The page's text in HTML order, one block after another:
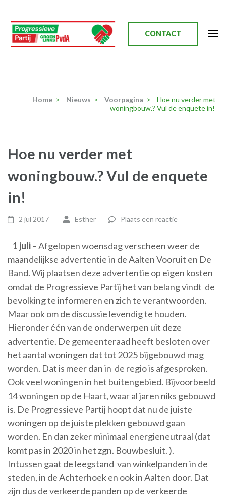
naar
inhoud
(Druk
CONTACT
Home > Nieuws > Voorpagina >
Hoe nu verder met
woningbouw.? Vul de enquete in!
Hoe nu verder met
woningbouw.? Vul de enquete
in!
2 jul 2017 Esther Plaats een reactie
1 juli –Afgelopen woensdag verscheen weer de
maandelijkse advertentie in de Aalten Vooruit en De
Band. Wij plaatsen deze advertentie op eigen kosten
omdat de Progressieve Partij het van belang vindt de
bevolking te informeren en zich te verantwoorden.
Maar ook om de discussie levendig te houden.
Hieronder één van de onderwerpen uit deze
advertentie. De gemeenteraad heeft besloten over
het aantal woningen dat tot 2025 bijgebouwd mag
worden. Dat is meer dan in de regio is afgesproken.
Ook veel woningen in het buitengebied. Bijvoorbeeld
14 woningen op de Haart, waar al jaren niks gebouwd
is. De Progressieve Partij hoopt dat nu de juiste
woningen op de juiste plekken gebouwd gaan
worden. En dan zeker minimaal energieneutraal (dat
komt pas in 2020 in het zgn. Bouwbesluit. ).
Intussen gaat de leegstand van winkelpanden in de
steden, in de Achterhoek en ook in Aalten door. Dat
zijn dus de verkeerde panden op de verkeerde